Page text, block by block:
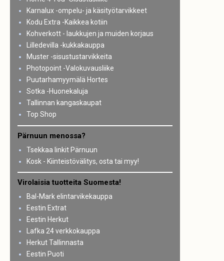
Karnalux -ompelu- ja käsityötarvikkeet
Kodu Extra -Kaikkea kotiin
Kohverkott - laukkujen ja muiden korjaus
Lilledevilla -kukkakauppa
Muster -sisustustarvikkeita
Photopoint -Valokuvausliike
Puutarhamyymälä Hortes
Sotka -Huonekaluja
Tallinnan kangaskaupat
Top Shop
Pärnuun menossa?
Tsekkaa linkit Pärnuun
Kosk - Kiinteistövälitys, osta tai myy!
Virolaisia tuotteita Suomesta!
Bal-Mark elintarvikekauppa
Eestin Extrat
Eestin Herkut
Lafka 24 verkkokauppa
Herkut Tallinnasta
Eestin Puoti